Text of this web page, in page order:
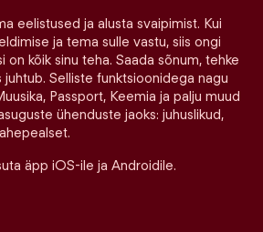
eelistused ja alusta svaipimist. Kui
ja tema sulle vastu, siis ongi
on kõik sinu teha. Saada sõnum, tehke
juhtub. Selliste funktsioonidega nagu
Passport, Keemia ja palju muud
ühenduste jaoks: juhuslikud,
äpp iOS-ile ja Androidile.